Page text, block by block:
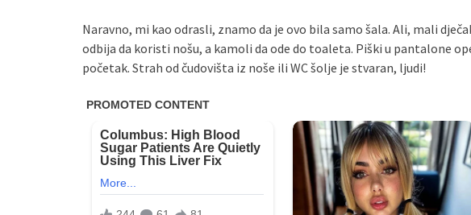
Naravno, mi kao odrasli, znamo da je ovo bila samo šala. Ali, mali
odbija da koristi nošu, a kamoli da ode do toaleta. Piški u pantalone
početak. Strah od čudovišta iz noše ili WC šolje je stvaran, ljudi!